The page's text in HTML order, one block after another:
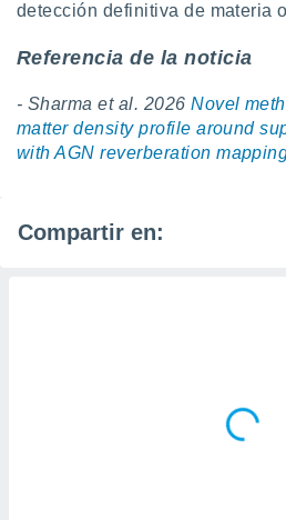
detección definitiva de materia
Referencia de la noticia
- Sharma et al. 2026 Novel
matter density profile around
with AGN reverberation
Compartir en: